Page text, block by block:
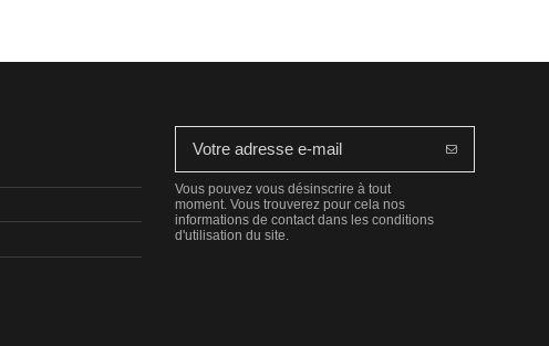
Vous pouvez vous désinscrire à tout
moment. Vous trouverez pour cela nos
informations de contact dans les conditions
d'utilisation du site.